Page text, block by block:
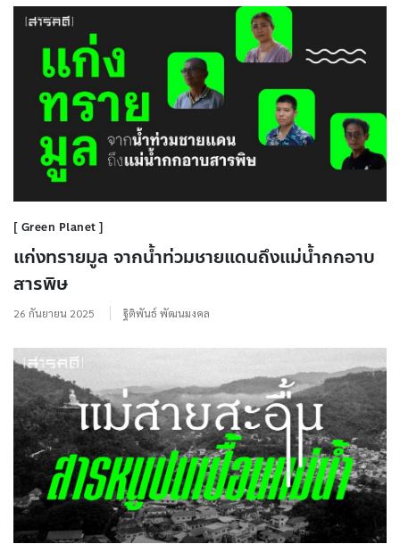
Green Planet
แก่งทรายมูล จากน้ำท่วมชายแดนถึงแม่น้ำกกอาบ
สารพิษ
26 กันยายน 2025 ฐิติพันธ์ พัฒนมงคล